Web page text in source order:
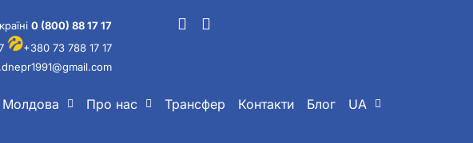
0 (800) 88 17 17
+380 73 788 17 17
Молдова Про нас Трансфер Контакти Блог UA